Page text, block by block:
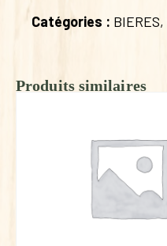
Catégories : BIERES,
Produits similaires